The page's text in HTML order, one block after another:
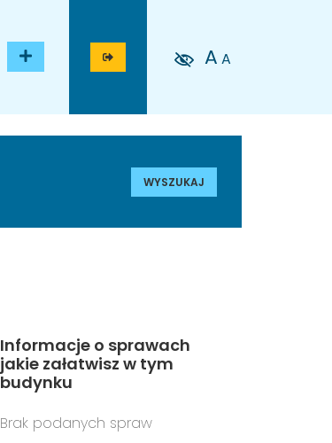
A A
WYSZUKAJ
Informacje o sprawach
jakie załatwisz w tym
budynku
Brak podanych spraw